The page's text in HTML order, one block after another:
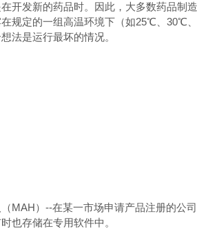
开发新的药品时。因此，大多数药品制
规定的一组高温环境下（如25℃ 30℃
法是运行最坏的情况。
MAH） --在某一市场申请产品注册的公
也存储在专用软件中。